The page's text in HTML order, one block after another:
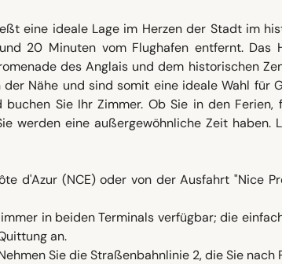
eine ideale Lage im Herzen der Stadt im
20 Minuten vom Flughafen entfernt.
des Anglais und dem historischen
Nähe und sind somit eine ideale Wahl für
buchen Sie Ihr Zimmer. Ob Sie in den
werden eine außergewöhnliche Zeit haben.
d'Azur (NCE) oder von der Ausfahrt "Nice
in beiden Terminals verfügbar; die
an.
Sie die Straßenbahnlinie 2, die Sie